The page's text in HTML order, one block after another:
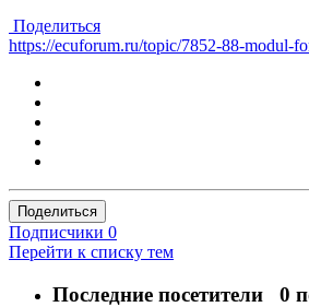
Поделиться
https://ecuforum.ru/topic/7852-88-modul-
Поделиться
Подписчики 0
Перейти к списку тем
Последние посетители 0